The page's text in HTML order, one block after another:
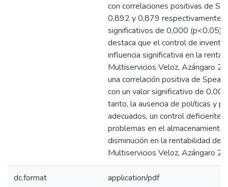
con correlaciones positivas de
0,892 y 0,879 respectivamente,
significativos de 0,000 (p<0,05).
destaca que el control de
influencia significativa en la
Multiservicios Veloz, Azángaro
una correlación positiva de
con un valor significativo de
tanto, la ausencia de políticas y
adecuados, un control deficiente
problemas en el almacenamiento
disminución en la rentabilidad de
Multiservicios Veloz, Azángaro
dc.format application/pdf